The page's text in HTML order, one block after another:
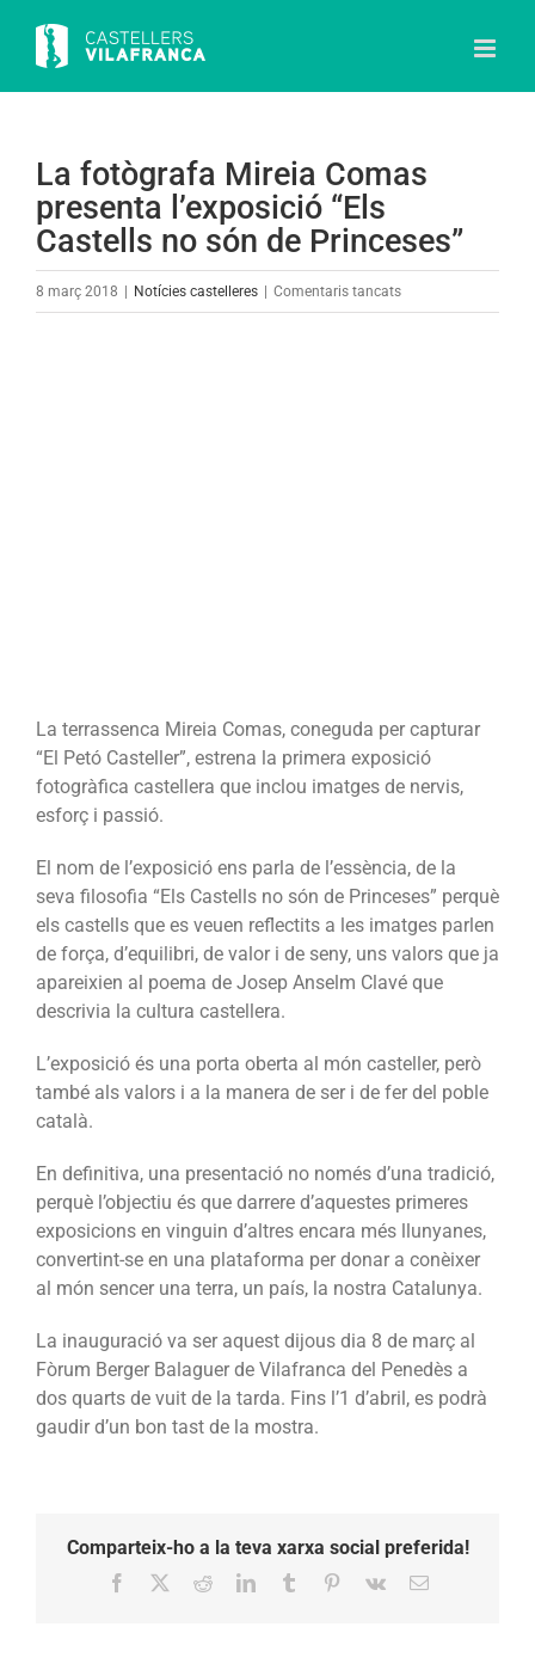
content
La fotògrafa Mireia Comas
presenta l’exposició “Els
Castells no són de Princeses”
8 març 2018 Notícies castelleres Comentaris tancatsa
La terrassenca Mireia Comas, coneguda per capturar
“El Petó Casteller”, estrena la primera exposició
fotogràfica castellera que inclou imatges de nervis,
esforç i passió.
El nom de l’exposició ens parla de l’essència, de la
seva filosofia “Els Castells no són de Princeses” perquè
els castells que es veuen reflectits a les imatges parlen
de força, d’equilibri, de valor i de seny, uns valors que ja
apareixien al poema de Josep Anselm Clavé que
descrivia la cultura castellera.
L’exposició és una porta oberta al món casteller, però
també als valors i a la manera de ser i de fer del poble
català.
En definitiva, una presentació no només d’una tradició,
perquè l’objectiu és que darrere d’aquestes primeres
exposicions en vinguin d’altres encara més llunyanes,
convertint-se en una plataforma per donar a conèixer
al món sencer una terra, un país, la nostra Catalunya.
La inauguració va ser aquest dijous dia 8 de març al
Fòrum Berger Balaguer de Vilafranca del Penedès a
dos quarts de vuit de la tarda. Fins l’1 d’abril, es podrà
gaudir d’un bon tast de la mostra.
Comparteix-ho a la teva xarxa social preferida!
Facebook RedditLinkedInTumblr Pinterest
Vk Email: